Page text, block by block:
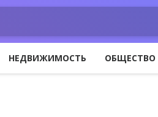
НЕДВИЖИМОСТЬ ОБЩЕСТВО